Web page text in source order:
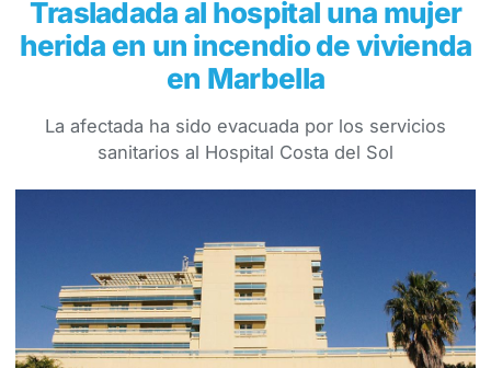
Trasladada al hospital una mujer
herida en un incendio de vivienda
en Marbella
La afectada ha sido evacuada por los servicios
sanitarios al Hospital Costa del Sol